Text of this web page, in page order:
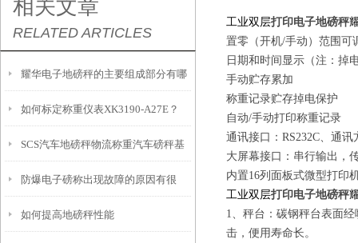
相关文章
RELATED ARTICLES
耀华电子地磅秤的主要组成部分有哪
些？
如何标定称重仪表XK3190-A27E？
SCS汽车地磅秤物流称重汽车磅秤基
础施工方案选择
防爆电子磅称出现故障的原因有很
多，都有可能是哪些原因呢
如何提高地磅秤性能
工业双层打印电子地磅秤
置零（开机/手动）范围可
日期和时间显示（注：掉
手动贮存累加
称重记录贮存掉电保护
自动/手动打印称重记录
通讯接口：RS232C、通
大屏幕接口：串行输出，
内置16列面板式微型打印
工业双层打印电子地磅秤
1、秤台：碳钢秤台表面
击，便用寿命长。